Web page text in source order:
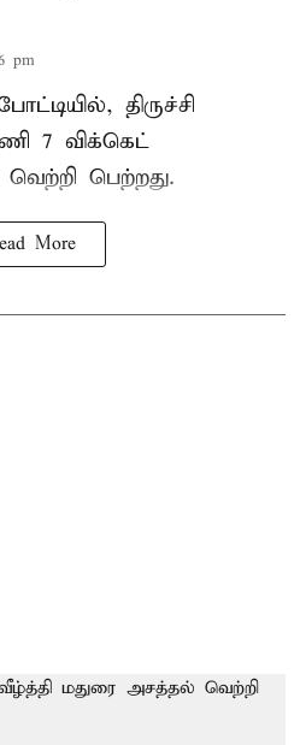
pm
திருச்சி
7 விக்கெட்
வெற்றி பெற்றது.
More